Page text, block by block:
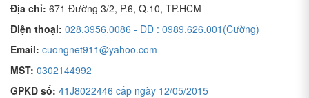
Địa chỉ: 671 Đường 3/2, P.6, Q.10, TP.HCM
Điện thoại: 028.3956.0086 - DĐ : 0989.626.001(Cường)
Email: cuongnet911@yahoo.com
MST: 0302144992
GPKD số: 41J8022446 cấp ngày 12/05/2015